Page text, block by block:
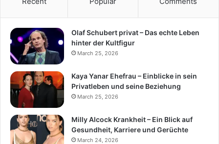
Olaf Schubert privat – Das echte Leben
hinter der Kultfigur
March 25, 2026
Kaya Yanar Ehefrau – Einblicke in sein
Privatleben und seine Beziehung
March 25, 2026
Milly Alcock Krankheit – Ein Blick auf
Gesundheit, Karriere und Gerüchte
March 24, 2026